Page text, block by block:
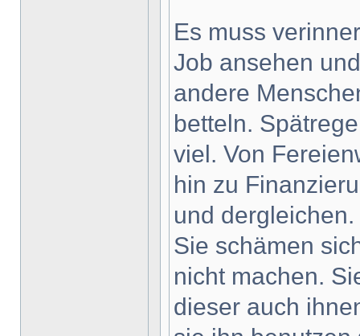
Es muss
Job ansehen
andere
betteln.
viel. Von
hin zu
und dergleichen.
Sie schämen
nicht machen.
dieser auch